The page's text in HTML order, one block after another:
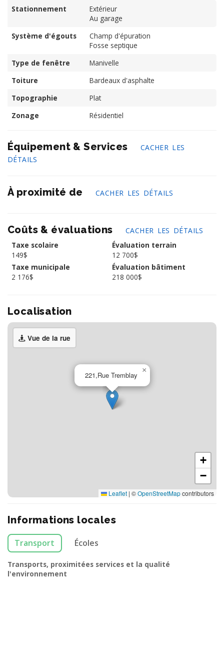
Stationnement
Extérieur
Au garage
Système d'égouts
Champ d'épuration
Fosse septique
Type de fenêtre
Manivelle
Toiture
Bardeaux d'asphalte
Topographie
Plat
Zonage
Résidentiel
Équipement & Services
CACHER LES
DÉTAILS
À proximité de CACHER LES DÉTAILS
Coûts & évaluations
CACHER LES DÉTAILS
Taxe scolaire
149$
Taxe municipale
2 176$
Évaluation terrain
12 700$
Évaluation bâtiment
218 000$
Localisation
Vue de la rue
221,Rue Tremblay
×
+
−
Leaflet | ©OpenStreetMapcontributors
Informations locales
Transport Écoles
Transports, proximitées services et la qualité
l'environnement